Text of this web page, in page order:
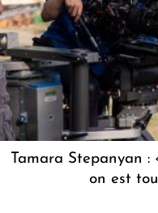
Tamara Stepanyan :
on est